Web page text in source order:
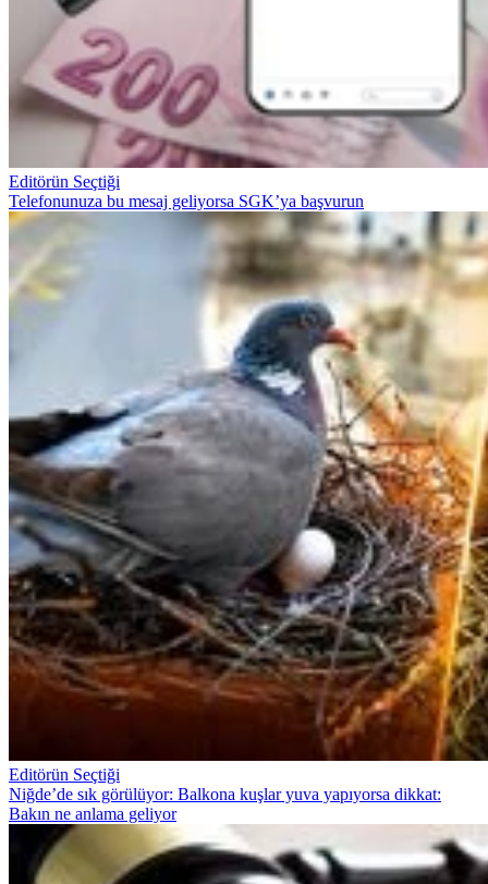
Editörün Seçtiği
Telefonunuza bu mesaj geliyorsa SGK’ya başvurun
Editörün Seçtiği
Niğde’de sık görülüyor: Balkona kuşlar yuva yapıyorsa dikkat:
Bakın ne anlama geliyor